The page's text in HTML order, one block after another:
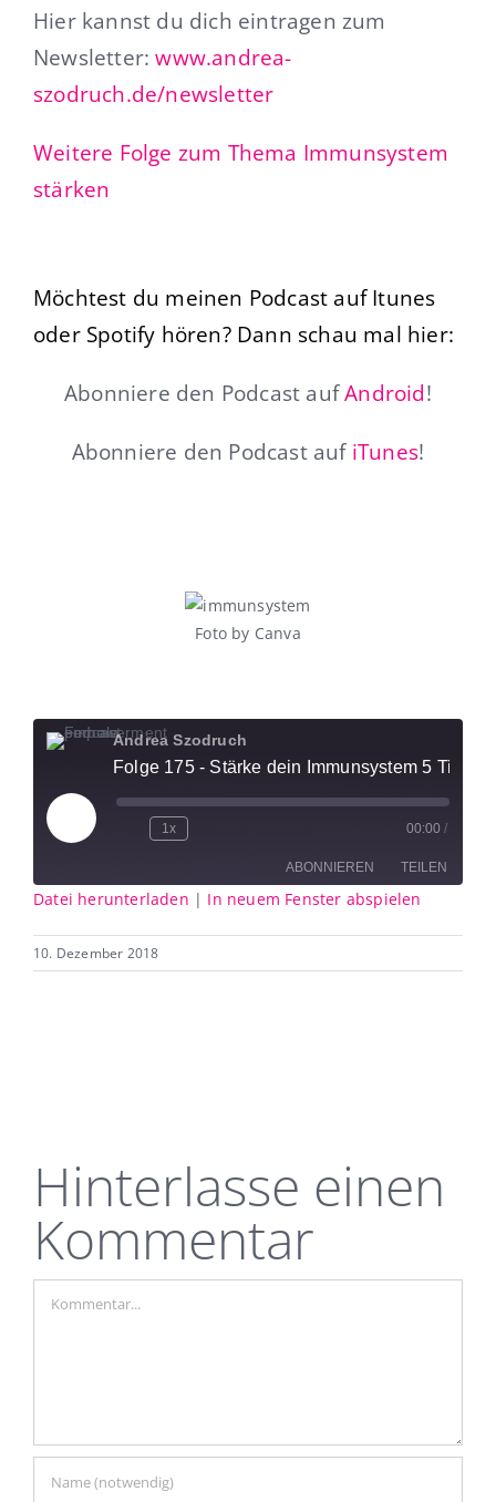
Hier kannst du dich eintragen zum
Newsletter:www.andrea-
szodruch.de/newsletter
Weitere Folge zum Thema Immunsystem
stärken
Möchtest du meinen Podcast auf Itunes
oder Spotify hören? Dann schau mal hier:
Abonniere den Podcast aufAndroid!
Abonniere den Podcast aufiTunes!
Foto by Canva
Andrea Szodruch
Folge 175 - Stärke dein Immunsystem 5 Tipps
Play
Episode
1x 00:00 /
ABONNIEREN TEILEN
RSS
FEED
LINK
Datei herunterladen | In neuem Fenster abspielen
10. Dezember 2018
Hinterlasse einen
Kommentar